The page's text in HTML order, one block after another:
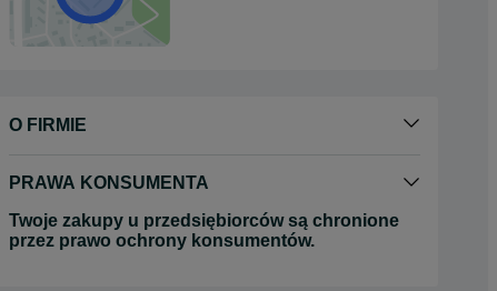
O FIRMIE
PRAWA KONSUMENTA
Twoje zakupy u przedsiębiorców są chronione
przez prawo ochrony konsumentów.